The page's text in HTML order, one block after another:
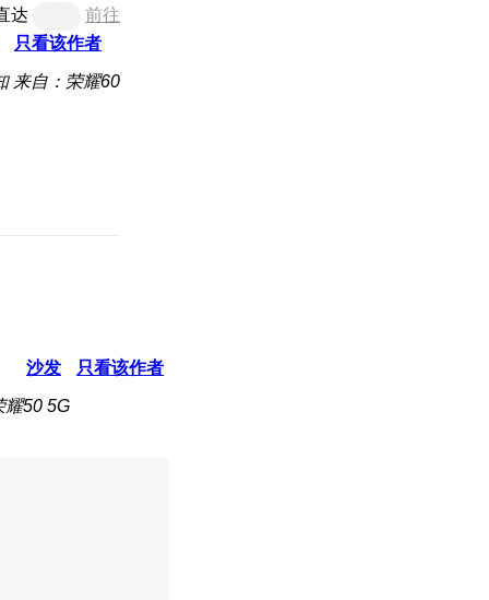
达
前往
只看该作者
来自：荣耀60
沙发 只看该作者
耀50 5G